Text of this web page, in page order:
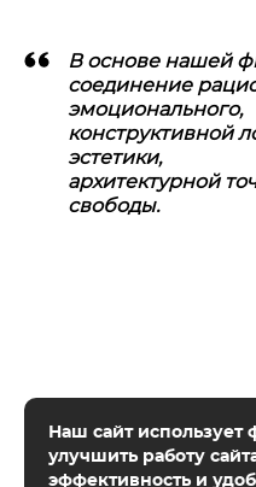
В основе нашей
соединение
эмоционального,
конструктивной
эстетики,
архитектурной
свободы.
Наш сайт использует
улучшить работу
эффективность и